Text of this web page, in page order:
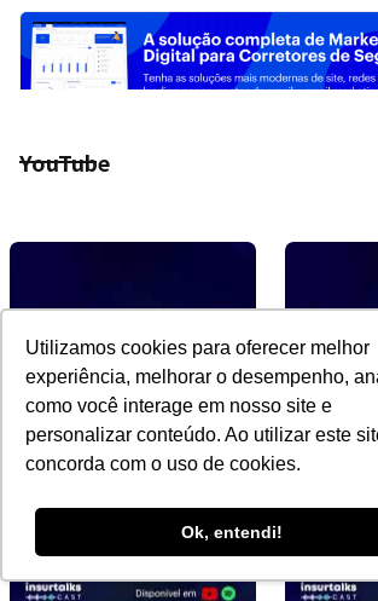
Utilizamos cookies para oferecer melhor
experiência, melhorar o desempenho,
como você interage em nosso site e
personalizar conteúdo. Ao utilizar este
concorda com o uso de cookies.
Ok, entendi!
YouTube